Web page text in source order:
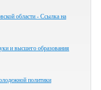
области - Ссылка на
и высшего образования
политики